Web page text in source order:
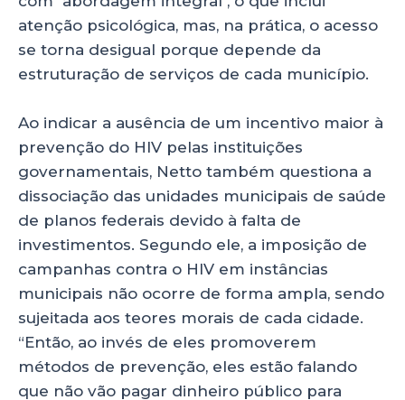
atenção psicológica, mas, na prática, o acesso
se torna desigual porque depende da
estruturação de serviços de cada município.
Ao indicar a ausência de um incentivo maior à
prevenção do HIV pelas instituições
governamentais, Netto também questiona a
dissociação das unidades municipais de saúde
de planos federais devido à falta de
investimentos. Segundo ele, a imposição de
campanhas contra o HIV em instâncias
municipais não ocorre de forma ampla, sendo
sujeitada aos teores morais de cada cidade.
“Então, ao invés de eles promoverem
métodos de prevenção, eles estão falando
que não vão pagar dinheiro público para